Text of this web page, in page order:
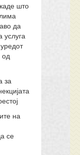
што
да
услуга
од
за
на
се